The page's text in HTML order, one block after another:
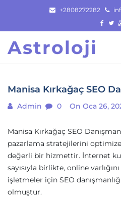
content
+2808272282
Astroloji
Manisa Kırkağaç SEO
Admin 0 On Oca 26,
Manisa Kırkağaç SEO
pazarlama stratejilerini
değerli bir hizmettir. İnternet
sayısıyla birlikte, online
işletmeler için SEO
olmuştur.